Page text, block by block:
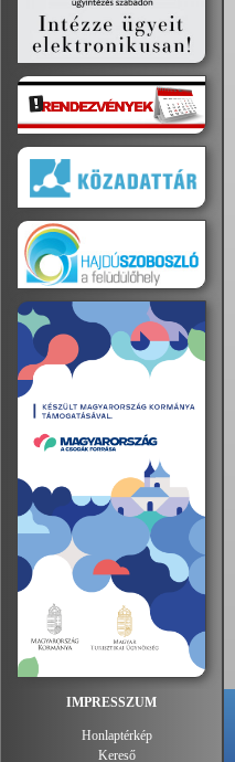
IMPRESSZUM
Honlaptérkép
Kereső